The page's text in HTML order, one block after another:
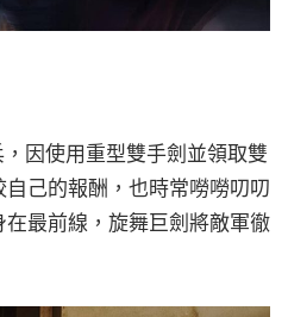
因使用重型雙手劍並領取雙
己的報酬，也時常嘮嘮叨叨
最前線，旋舞巨劍將敵軍徹